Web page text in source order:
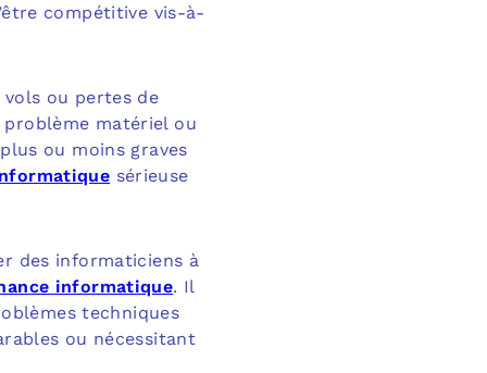
compétitive vis-à-
ou pertes de
matériel ou
ou moins graves
sérieuse
des informaticiens à
informatique. Il
techniques
ou nécessitant